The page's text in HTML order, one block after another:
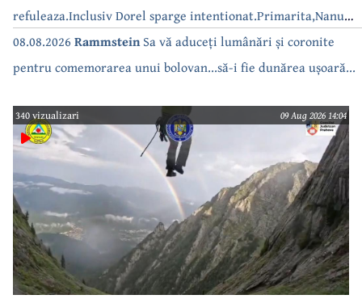
refuleaza.Inclusiv Dorel sparge intentionat.Primarita,Nanu
bea apa de la robinet.Asta as intreba o si pe Izabel Mitrea
08.08.2026 RammsteinSa vă aduceți lumânări și coronite
pentru comemorarea unui bolovan...să-i fie dunărea ușoară...
340 vizualizari 09 Aug 2026 14:04